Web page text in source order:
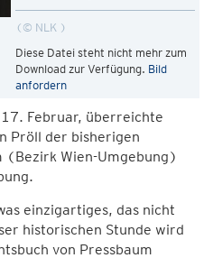
© NLK
Diese Datei steht nicht mehr zum
Download zur Verfügung. Bild
anfordern
Februar, überreichte
Pröll der bisherigen
(Bezirk Wien-Umgebung)
einzigartiges, das nicht
historischen Stunde wird
von Pressbaum